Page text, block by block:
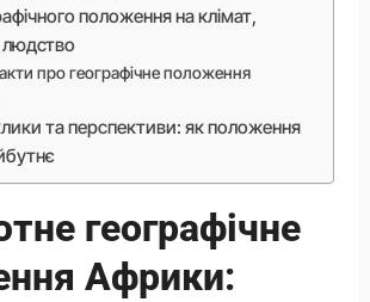
положення на клімат,
про географічне положення
та перспективи: як положення
географічне
Африки: